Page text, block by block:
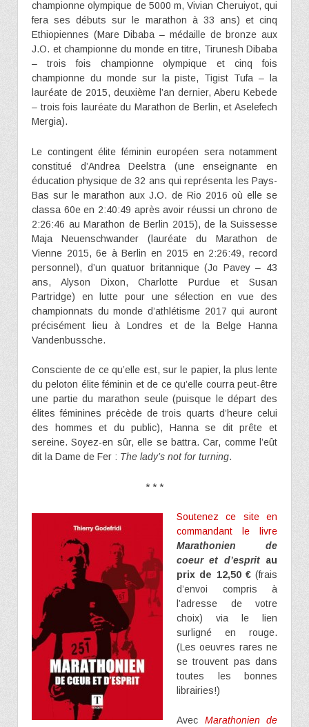
championne olympique de 5000 m, Vivian Cheruiyot, qui
fera ses débuts sur le marathon à 33 ans) et cinq
Ethiopiennes (Mare Dibaba – médaille de bronze aux
J.O. et championne du monde en titre, Tirunesh Dibaba
– trois fois championne olympique et cinq fois
championne du monde sur la piste, Tigist Tufa – la
lauréate de 2015, deuxième l’an dernier, Aberu Kebede
– trois fois lauréate du Marathon de Berlin, et Aselefech
Mergia).
Le contingent élite féminin européen sera notamment
constitué d’Andrea Deelstra (une enseignante en
éducation physique de 32 ans qui représenta les Pays-
Bas sur le marathon aux J.O. de Rio 2016 où elle se
classa 60e en 2:40:49 après avoir réussi un chrono de
2:26:46 au Marathon de Berlin 2015), de la Suissesse
Maja Neuenschwander (lauréate du Marathon de
Vienne 2015, 6e à Berlin en 2015 en 2:26:49, record
personnel), d’un quatuor britannique (Jo Pavey – 43
ans, Alyson Dixon, Charlotte Purdue et Susan
Partridge) en lutte pour une sélection en vue des
championnats du monde d’athlétisme 2017 qui auront
précisément lieu à Londres et de la Belge Hanna
Vandenbussche.
Consciente de ce qu’elle est, sur le papier, la plus lente
du peloton élite féminin et de ce qu’elle courra peut-être
une partie du marathon seule (puisque le départ des
élites féminines précède de trois quarts d’heure celui
des hommes et du public), Hanna se dit prête et
sereine. Soyez-en sûr, elle se battra. Car, comme l’eût
dit la Dame de Fer : The lady’s not for turning.
* * *
Soutenez ce site en
commandant le livre
Marathonien de
coeur et d’espritau
prix de 12,50 €(frais
d’envoi compris à
l’adresse de votre
choix) via le lien
surligné en rouge.
(Les oeuvres rares ne
se trouvent pas dans
toutes les bonnes
librairies!)
Avec Marathonien de